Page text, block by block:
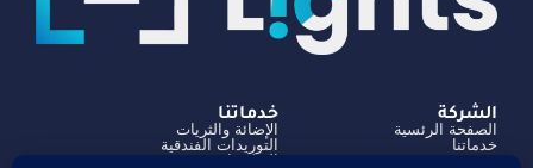
الشركة
الصفحة الرئسية
خدماتنا
خدماتنا
الإضائة والثريات
التوريدات الفندقية
الديكورات